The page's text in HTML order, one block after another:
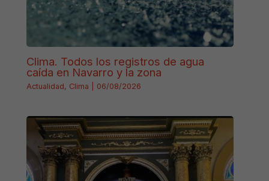
Clima. Todos los registros de agua
caída en Navarro y la zona
Actualidad, Clima 06/08/2026